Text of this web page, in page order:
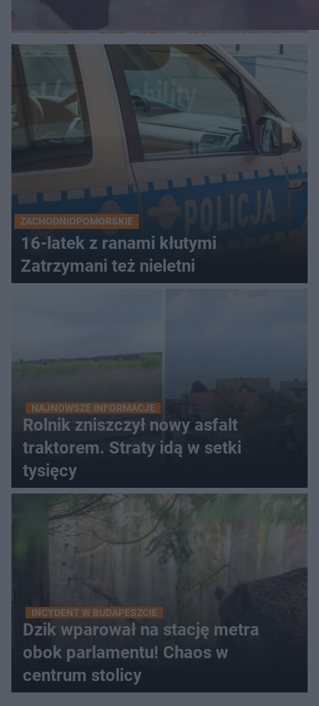
WARSZAWA ŁÓDŹ TRÓJMIASTO
ZACHODNIOPOMORSKIE
16-latek z ranami kłutymi
Zatrzymani też nieletni
NAJNOWSZE INFORMACJE
Rolnik zniszczył nowy asfalt
traktorem. Straty idą w setki
tysięcy
INCYDENT W BUDAPESZCIE
Dzik wparował na stację metra
obok parlamentu! Chaos w
centrum stolicy